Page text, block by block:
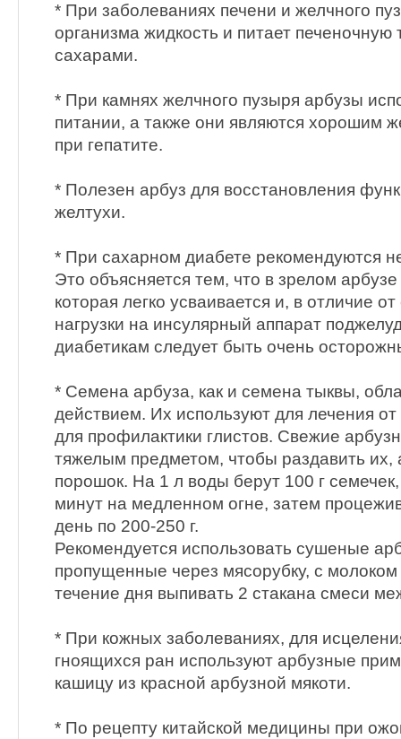
* При заболеваниях печени и желчного
организма жидкость и питает печеночную
сахарами.
* При камнях желчного пузыря арбузы
питании, а также они являются хорошим
при гепатите.
* Полезен арбуз для восстановления
желтухи.
* При сахарном диабете рекомендуются
Это объясняется тем, что в зрелом
которая легко усваивается и, в отличие
нагрузки на инсулярный аппарат
диабетикам следует быть очень
* Семена арбуза, как и семена тыквы,
действием. Их используют для лечения
для профилактики глистов. Свежие
тяжелым предметом, чтобы раздавить их,
порошок. На 1 л воды берут 100 г семечек,
минут на медленном огне, затем
день по 200-250 г.
Рекомендуется использовать сушеные
пропущенные через мясорубку, с
течение дня выпивать 2 стакана смеси
* При кожных заболеваниях, для
гноящихся ран используют арбузные
кашицу из красной арбузной мякоти.
* По рецепту китайской медицины при